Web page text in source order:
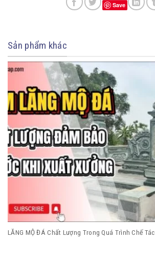
Save
Sản phẩm khác
LĂNG MỘ ĐÁ Chất Lượng Trong Quá Trình Chế Tác